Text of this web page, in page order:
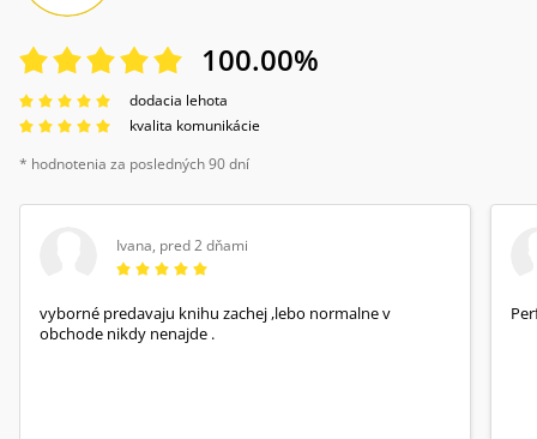
100.00%
dodacia lehota
kvalita komunikácie
* hodnotenia za posledných 90 dní
Ivana, pred 2 dňami
vyborné predavaju knihu zachej ,lebo normalne v
obchode nikdy nenajde .